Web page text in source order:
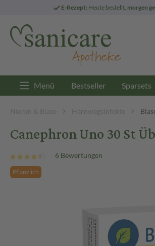
E-Rezept: Heute bestellt, morgen
Menü Bestseller Sparsets
Nieren & Blase Harnwegsinfekte
Canephron Uno 30 St
6 Bewertungen
Pflanzlich